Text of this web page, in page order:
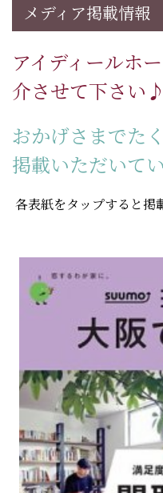
メディア掲載情報
アイディールホ
介させて下さい♪
おかげさまでた
掲載いただいて
各表紙をタップすると